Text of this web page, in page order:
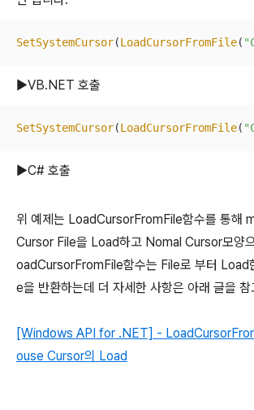
SetSystemCursor(LoadCursorFromFile(
▶VB.NET 호출
SetSystemCursor(LoadCursorFromFile(
▶C# 호출
위 예제는 LoadCursorFromFile함수를 통해
Cursor File을 Load하고 Nomal Cursor모양
oadCursorFromFile함수는 File로 부터 Load
e을 반환하는데 더 자세한 사항은 아래 글을
[Windows API for .NET] -
ouse Cursor의 Load